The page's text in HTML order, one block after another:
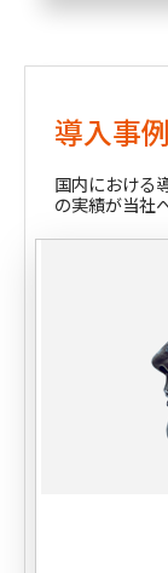
導入事
国内における
の実績が当社